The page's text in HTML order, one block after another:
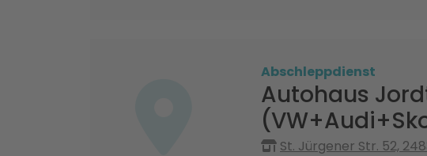
Abschleppdienst
Autohaus
St. Jürgener Str. 52,